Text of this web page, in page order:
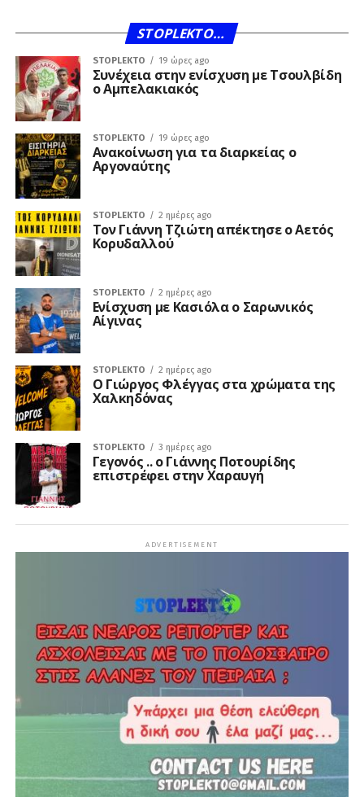
STOPLEKTO…
STOPLEKTO 19 ώρες ago
Συνέχεια στην ενίσχυση με Τσουλβίδη
ο Αμπελακιακός
STOPLEKTO 19 ώρες ago
Ανακοίνωση για τα διαρκείας ο
Αργοναύτης
STOPLEKTO 2 ημέρες ago
Τον Γιάννη Τζιώτη απέκτησε ο Αετός
Κορυδαλλού
STOPLEKTO 2 ημέρες ago
Ενίσχυση με Κασιόλα ο Σαρωνικός
Αίγινας
STOPLEKTO 2 ημέρες ago
Ο Γιώργος Φλέγγας στα χρώματα της
Χαλκηδόνας
STOPLEKTO 3 ημέρες ago
Γεγονός .. ο Γιάννης Ποτουρίδης
επιστρέφει στην Χαραυγή
ADVERTISEMENT